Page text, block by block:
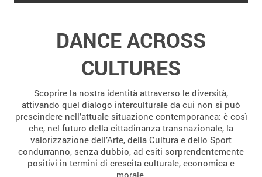
DANCE ACROSS
CULTURES
Scoprire la nostra identità attraverso le diversità,
attivando quel dialogo interculturale da cui non si può
prescindere nell’attuale situazione contemporanea: è così
che, nel futuro della cittadinanza transnazionale, la
valorizzazione dell’Arte, della Cultura e dello Sport
condurranno, senza dubbio, ad esiti sorprendentemente
positivi in termini di crescita culturale, economica e
morale.